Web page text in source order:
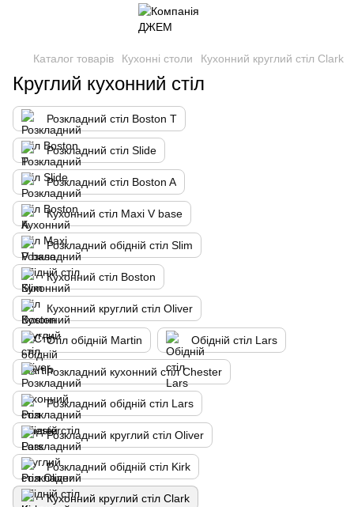
Каталог товарів Кухонні столи Кухонний круглий стіл Clark
Круглий кухонний стіл
Розкладний стіл Boston T
Розкладний стіл Slide
Розкладний стіл Boston A
Кухонний стіл Maxi V base
Розкладний обідній стіл Slim
Кухонний стіл Boston
Кухонний круглий стіл Oliver
Стіл обідній Martin Обідній стіл Lars
Розкладний кухонний стіл Chester
Розкладний обідній стіл Lars
Розкладний круглий стіл Oliver
Розкладний обідній стіл Kirk
Кухонний круглий стіл Clark